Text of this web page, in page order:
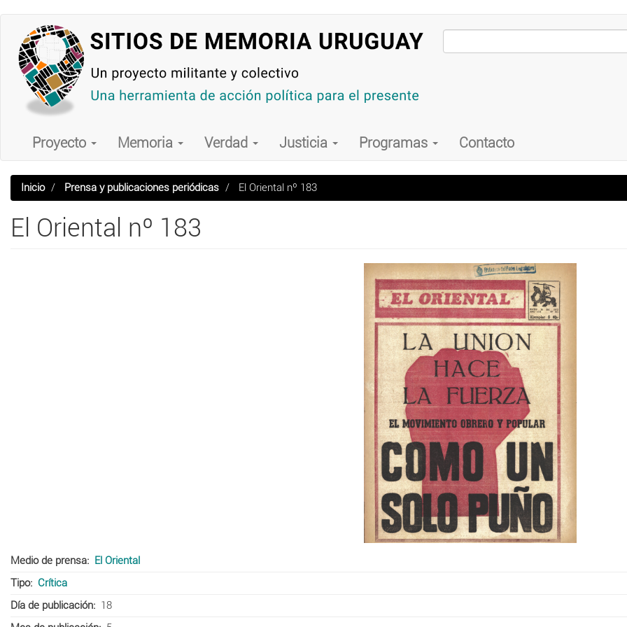
contenido
principal
Main
navigation
Proyecto Memoria Verdad Justicia Programas Contacto
Inicio Prensa y publicaciones periódicas El Oriental nº 183
El Oriental nº 183
Medio de prensa
El Oriental
Tipo
Crítica
Día de publicación
18